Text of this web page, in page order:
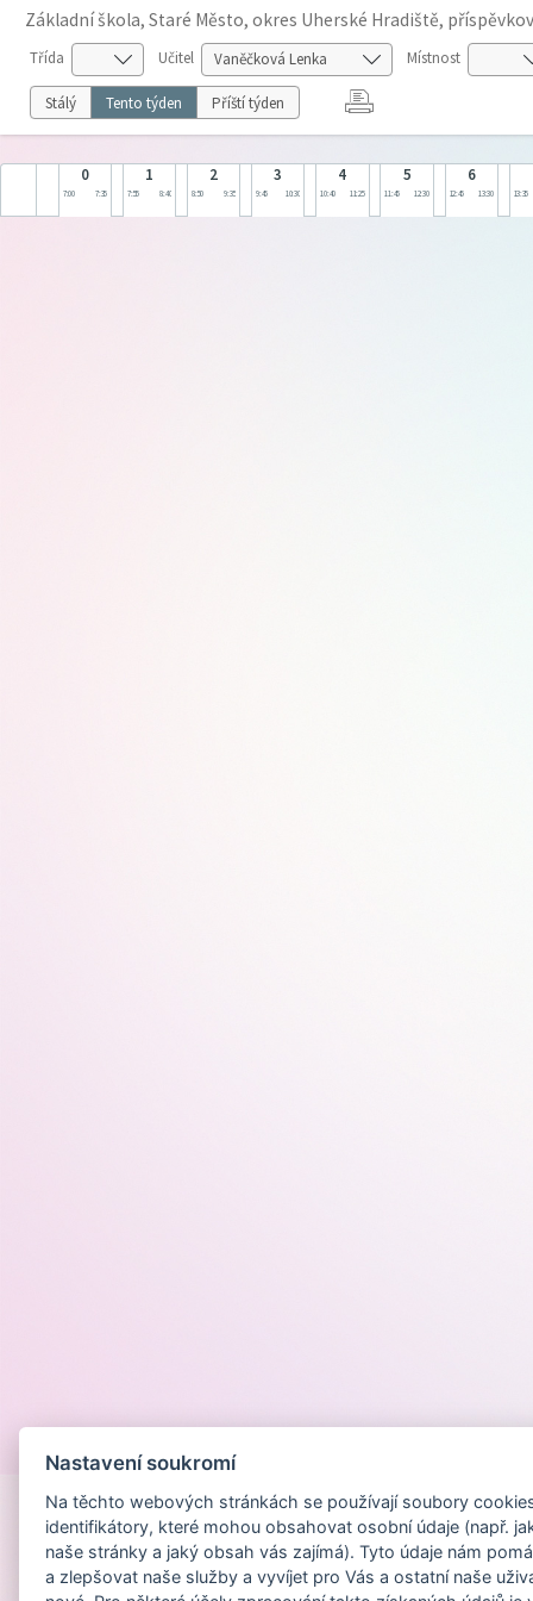
Základní škola, Staré Město, okres Uherské Hradiště,
Třída Učitel Místnost
Stálý Tento týden Příští týden
0
7:00 7:35
1
7:55 8:40
2
8:50 9:35
3
9:45 10:30
4
10:40 11:25
5
11:45 12:30
6
12:45 13:30 13:35
Nastavení soukromí
Na těchto webových stránkách se používají soubory
identifikátory, které mohou obsahovat osobní údaje (např.
naše stránky a jaký obsah vás zajímá). Tyto údaje nám
a zlepšovat naše služby a vyvíjet pro Vás a ostatní naše